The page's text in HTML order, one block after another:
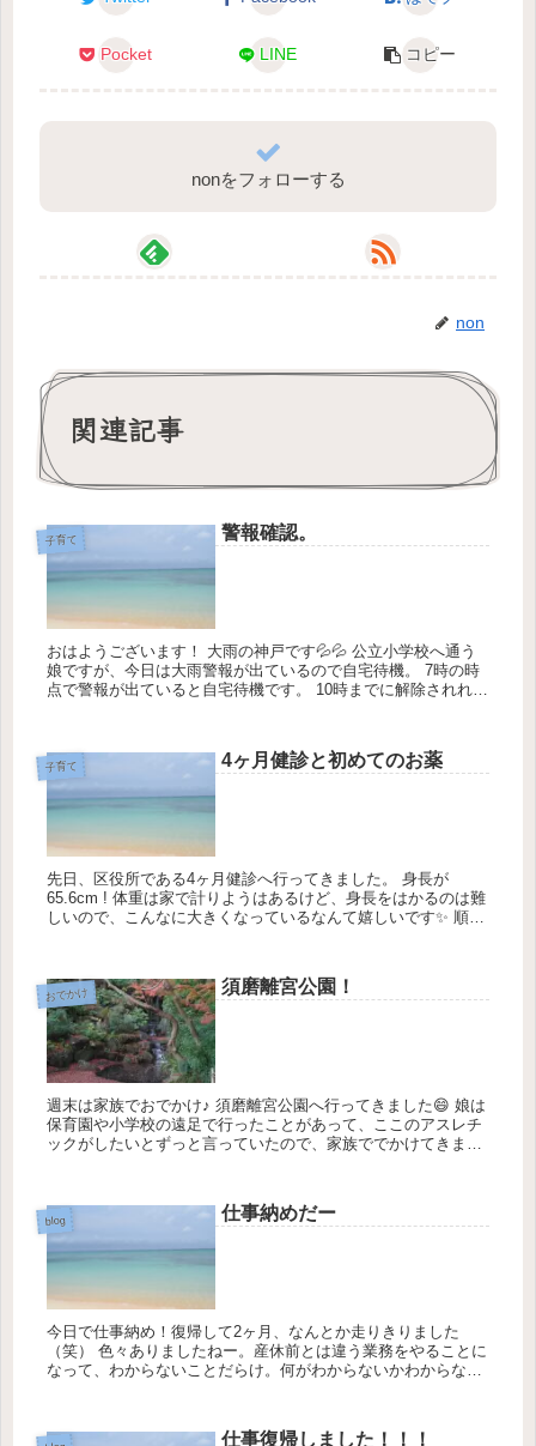
Pocket LINE コピー
nonをフォローする
non
関連記事
子育て 警報確認。
おはようございます！ 大雨の神戸です💦💦 公立小学校へ通う
娘ですが、今日は大雨警報が出ているので自宅待機。 7時の時
点で警報が出ていると自宅待機です。 10時までに解除されれば
子育て 4ヶ月健診と初めてのお薬
先日、区役所である4ヶ月健診へ行ってきました。 身長が
65.6cm ! 体重は家で計りようはあるけど、身長をはかるのは難
しいので、こんなに大きくなっているなんて嬉しいです✨ 順調
おでかけ 須磨離宮公園！
週末は家族でおでかけ♪ 須磨離宮公園へ行ってきました😄 娘は
保育園や小学校の遠足で行ったことがあって、ここのアスレチ
ックがしたいとずっと言っていたので、家族ででかけてきまし
blog 仕事納めだー
今日で仕事納め！復帰して2ヶ月、なんとか走りきりました
（笑） 色々ありましたねー。産休前とは違う業務をやることに
なって、わからないことだらけ。何がわからないかわからない
仕事復帰しました！！！